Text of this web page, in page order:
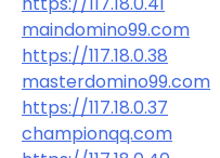
maindomino99.com
https://117.18.0.38
masterdomino99.com
https://117.18.0.37
championqq.com